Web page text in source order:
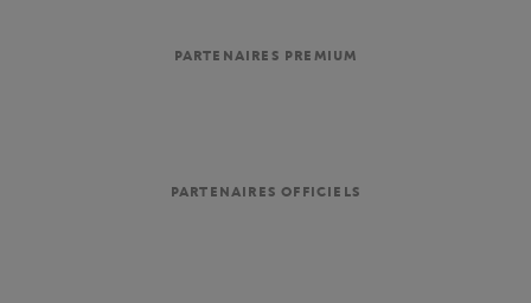
PARTENAIRES PREMIUM
PARTENAIRES OFFICIELS